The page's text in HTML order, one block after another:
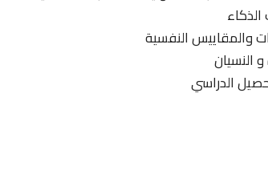
الذكاء
والمقاييس النفسية
و النسيان
الدراسي